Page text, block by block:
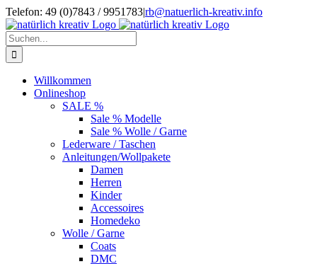
Zum
Inhalt
springen
Telefon: 49 (0)7843 / 9951783|rb@natuerlich-kreativ.info
Suche
nach:
Willkommen
Onlineshop
SALE %
Sale % Modelle
Sale % Wolle / Garne
Lederware / Taschen
Anleitungen/Wollpakete
Damen
Herren
Kinder
Accessoires
Homedeko
Wolle / Garne
Coats
DMC